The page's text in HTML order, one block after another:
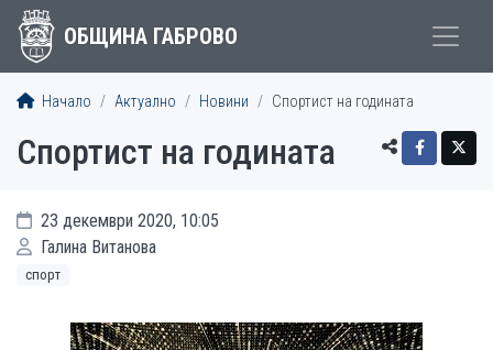
ОБЩИНА ГАБРОВО
Начало Актуално Новини Спортист на годината
Спортист на годината
23 декември 2020, 10:05
Галина Витанова
спорт